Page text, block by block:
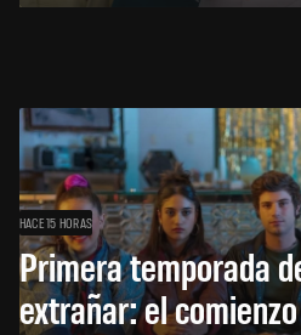
HACE 15 HORAS
Primera temporada
extrañar: el